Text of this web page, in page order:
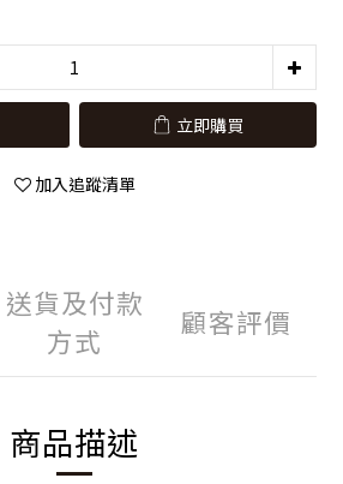
立即購買
加入追蹤清單
送貨及付款
方式
顧客評價
商品描述